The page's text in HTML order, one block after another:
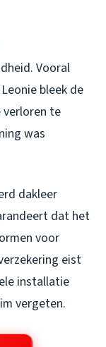
Vooral
bleek de
verloren te
was
dakleer
dat het
voor
eist
installatie
vergeten.